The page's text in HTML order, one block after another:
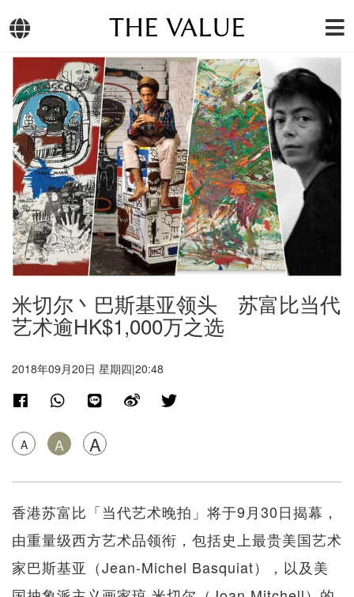
THE VALUE
米切尔丶巴斯基亚领头 苏富比当代
艺术逾HK$1,000万之选
2018年09月20日 星期四|20:48
A A A
香港苏富比「当代艺术晚拍」将于9月30日揭幕，
由重量级西方艺术品领衔，包括史上最贵美国艺术
家巴斯基亚（Jean-Michel Basquiat），以及美